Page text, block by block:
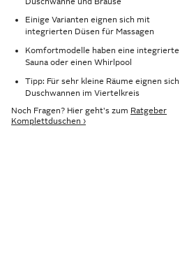
Einige Varianten eignen sich mit
integrierten Düsen für Massagen
Komfortmodelle haben eine integrierte
Sauna oder einen Whirlpool
Tipp: Für sehr kleine Räume eignen sich
Duschwannen im Viertelkreis
Noch Fragen? Hier geht's zum Ratgeber
Komplettduschen ›